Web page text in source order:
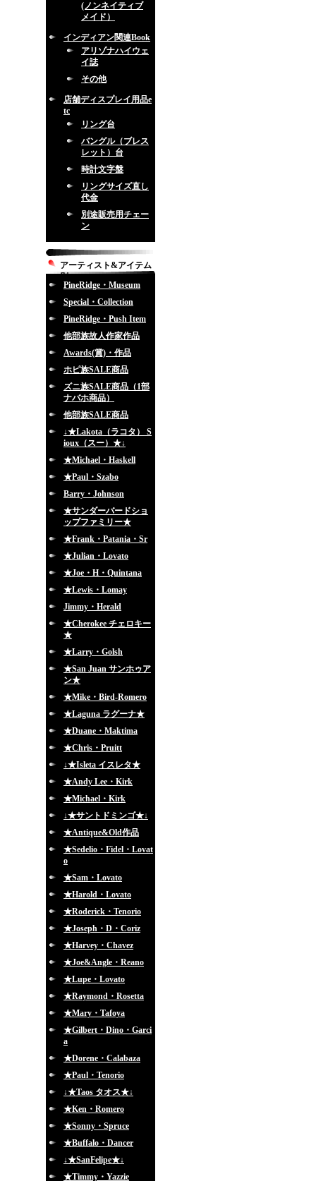
(ノンネイティブ
メイド）
インディアン関連Book
アリゾナハイウェ
イ誌
その他
店舗ディスプレイ用品e
tc
リング台
バングル（ブレス
レット）台
時計文字盤
リングサイズ直し
代金
別途販売用チェー
ン
アーティスト&アイテム
別
PineRidge・Museum
Special・Collection
PineRidge・Push Item
他部族故人作家作品
Awards(賞)・作品
ホピ族SALE商品
ズニ族SALE商品（1部
ナバホ商品）
他部族SALE商品
↓★Lakota（ラコタ） S
ioux（スー）★↓
★Michael・Haskell
★Paul・Szabo
Barry・Johnson
★サンダーバードショ
ップファミリー★
★Frank・Patania・Sr
★Julian・Lovato
★Joe・H・Quintana
★Lewis・Lomay
Jimmy・Herald
★Cherokee チェロキー
★
★Larry・Golsh
★San Juan サンホゥア
ン★
★Mike・Bird-Romero
★Laguna ラグーナ★
★Duane・Maktima
★Chris・Pruitt
↓★Isleta イスレタ★
★Andy Lee・Kirk
★Michael・Kirk
↓★サントドミンゴ★↓
★Antique&Old作品
★Sedelio・Fidel・Lovat
o
★Sam・Lovato
★Harold・Lovato
★Roderick・Tenorio
★Joseph・D・Coriz
★Harvey・Chavez
★Joe&Angle・Reano
★Lupe・Lovato
★Raymond・Rosetta
★Mary・Tafoya
★Gilbert・Dino・Garci
a
★Dorene・Calabaza
★Paul・Tenorio
↓★Taos タオス★↓
★Ken・Romero
★Sonny・Spruce
★Buffalo・Dancer
↓★SanFelipe★↓
★Timmy・Yazzie